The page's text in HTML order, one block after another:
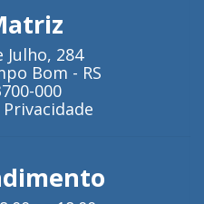
Julho, 284
Bom - RS
000